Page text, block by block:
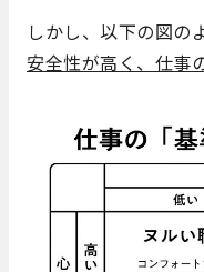
しかし、以下の図の
安全性が高く、仕事